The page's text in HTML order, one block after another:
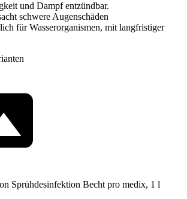
und Dampf entzündbar.
schwere Augenschäden
für Wasserorganismen, mit langfristiger
Sprühdesinfektion Becht pro medix, 1 l